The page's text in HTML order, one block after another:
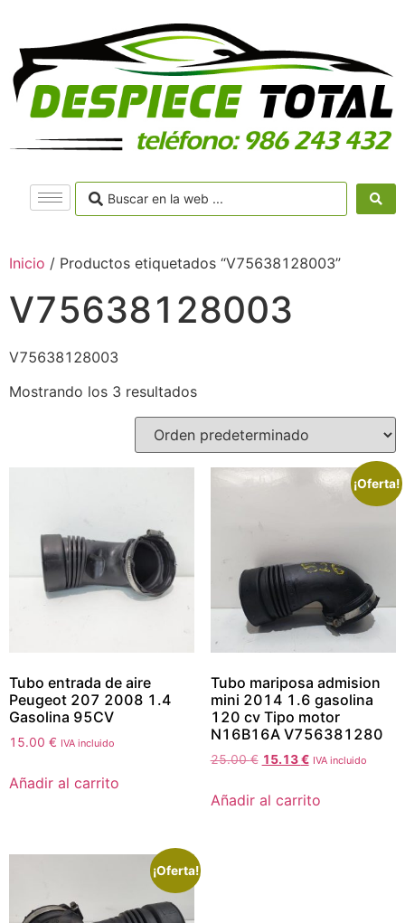
Inicio / Productos etiquetados “V75638128003”
V75638128003
V75638128003
Mostrando los 3 resultados
Tubo entrada de aire
Peugeot 207 2008 1.4
Gasolina 95CV
15.00 € IVA incluido
Añadir al carrito
¡Oferta!
Tubo mariposa admision
mini 2014 1.6 gasolina
120 cv Tipo motor
N16B16A V756381280
25.00€ 15.13€ IVA incluido
Añadir al carrito
¡Oferta!